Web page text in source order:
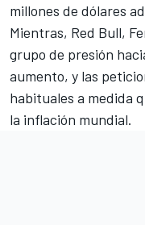
millones de dólares
Mientras, Red Bull,
grupo de presión
aumento, y las
habituales a medida
la inflación mundial.